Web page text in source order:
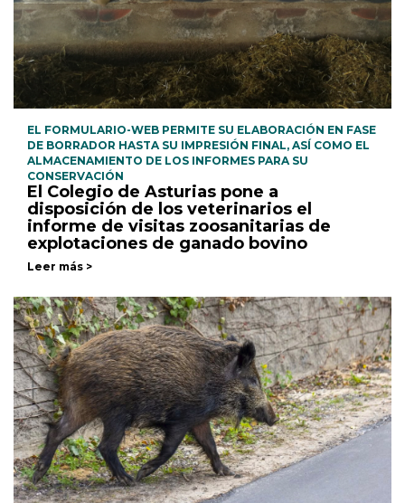
EL FORMULARIO-WEB PERMITE SU ELABORACIÓN EN FASE
DE BORRADOR HASTA SU IMPRESIÓN FINAL, ASÍ COMO EL
ALMACENAMIENTO DE LOS INFORMES PARA SU
CONSERVACIÓN
El Colegio de Asturias pone a
disposición de los veterinarios el
informe de visitas zoosanitarias de
explotaciones de ganado bovino
Leer más >